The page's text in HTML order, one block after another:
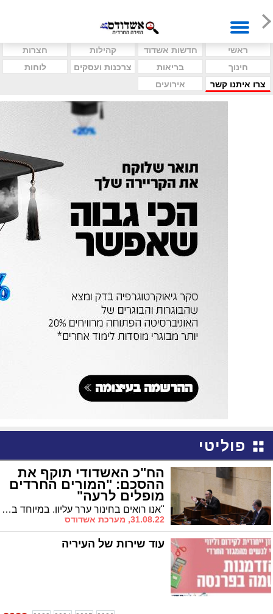
ראשי חדשות אשדוד קהילות
חצרות
חינוך
בריאות צרכנות ועסקים
לוחות
צרו איתנו קשר
אירועים
פוליטי
הח"כ האשדודי תוקף את
ההסכם: "המורים החרדים
מופלים לרעה"
"אנו רואים בחינוך ערך עליון. במיוחד בשל כך, חמורים שבעתיים תנאי הסכם השכר החדש שהתקבל לאחר איומים בהשבתת מערכת החינוך, המפלים לרעה את מורי החינוך החרדי שאינם שובתים כעיקרון", טען ח"כ הרב טסלר
31.08.22, מערכת אשדודס
עוד שירות של העיריה